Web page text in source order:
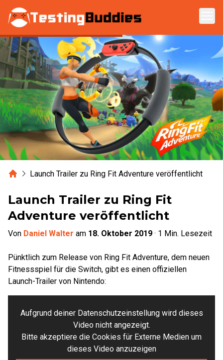
Zum Hauptinhalt springen
HomeLaunch Trailer zu Ring Fit Adventure veröffentlicht
Launch Trailer zu Ring Fit
Adventure veröffentlicht
Von Daniel Walter am 18. Oktober 2019 · 1 Min. Lesezeit
Pünktlich zum Release von Ring Fit Adventure, dem neuen
Fitnessspiel für die Switch, gibt es einen offiziellen
Launch-Trailer von Nintendo:
Aufgrund deiner Datenschutzeinstellung wird dieses
Video nicht angezeigt.
Bitte akzeptiere die Cookies für Externe Medien um
dieses Video anzuzeigen